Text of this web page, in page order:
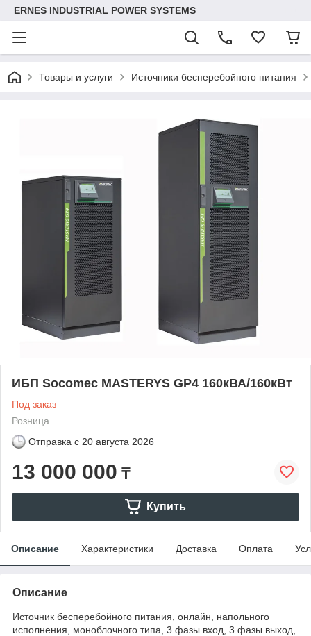
ERNES INDUSTRIAL POWER SYSTEMS
Товары и услуги Источники бесперебойного питания
ИБП Socomec MASTERYS GP4 160кВА/160кВт
Под заказ
Розница
Отправка с 20 августа 2026
13 000 000 ₸
Купить
Описание Характеристики Доставка Оплата
Описание
Источник бесперебойного питания, онлайн, напольного
исполнения, моноблочного типа, 3 фазы вход, 3 фазы выход,